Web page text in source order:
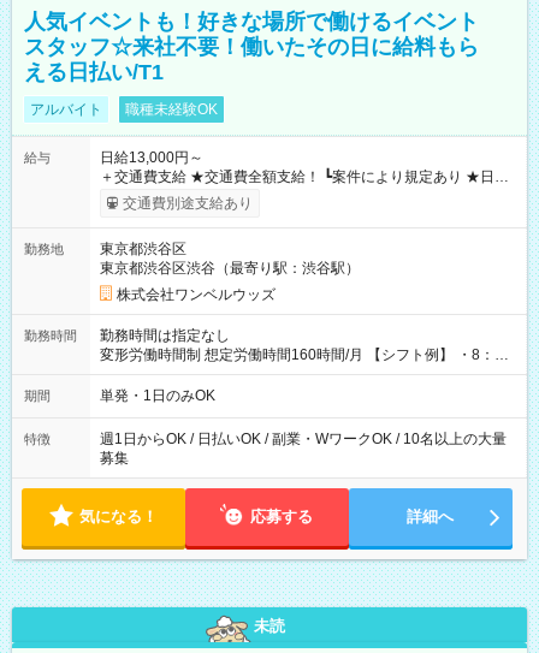
人気イベントも！好きな場所で働けるイベント
スタッフ☆来社不要！働いたその日に給料もら
える日払い/T1
アルバイト 職種未経験OK
給与
日給13,000円～
＋交通費支給 ★交通費全額支給！ ┗案件により規定あり ★日払
いOK！（規定あり） ┗働いたその日に現金GET♪ お仕事後はコ
ンビニATMから 日払い分を引き落とせます！ 【試用期間】試
交通費別途支給あり
勤務地
東京都渋谷区
東京都渋谷区渋谷（最寄り駅：渋谷駅）
株式会社ワンベルウッズ
勤務時間
勤務時間は指定なし
変形労働時間制 想定労働時間160時間/月 【シフト例】 ・8：00
～21：00
期間 単発・1日のみOK
特徴
週1日からOK / 日払いOK / 副業・WワークOK / 10名以上の大量
募集
気になる！ 応募する 詳細へ
未読